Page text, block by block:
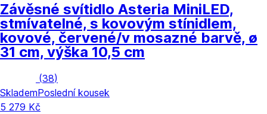
Závěsné svítidlo Asteria MiniLED,
stmívatelné, s kovovým stínidlem,
kovové, červené/v mosazné barvě, ø
31 cm, výška 10,5 cm
(38)
SklademPoslední kousek
5 279 Kč